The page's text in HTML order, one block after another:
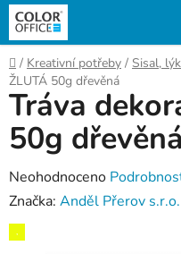
Přejít
obsah
Domů
/ Kreativní potřeby / Sisal,
ŽLUTÁ 50g dřevěná
Tráva
50g dřevěná
Průměrné
hodnocení
produktu
Neohodnoceno
Značka: Anděl Přerov s.r.o.
,